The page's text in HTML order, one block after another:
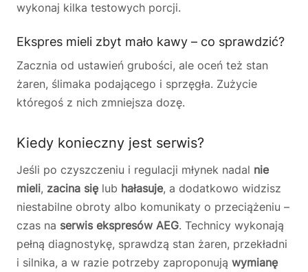
wykonaj kilka testowych porcji.
Ekspres mieli zbyt mało kawy – co sprawdzić?
Zacznia od ustawień grubości, ale oceń też stan
żaren, ślimaka podającego i sprzęgła. Zużycie
któregoś z nich zmniejsza dozę.
Kiedy konieczny jest serwis?
Jeśli po czyszczeniu i regulacji młynek nadal nie
mieli, zacina sięlub hałasuje, a dodatkowo widzisz
niestabilne obroty albo komunikaty o przeciążeniu –
czas na serwis ekspresów AEG. Technicy wykonają
pełną diagnostykę, sprawdzą stan żaren, przekładni
i silnika, a w razie potrzeby zaproponują wymianę